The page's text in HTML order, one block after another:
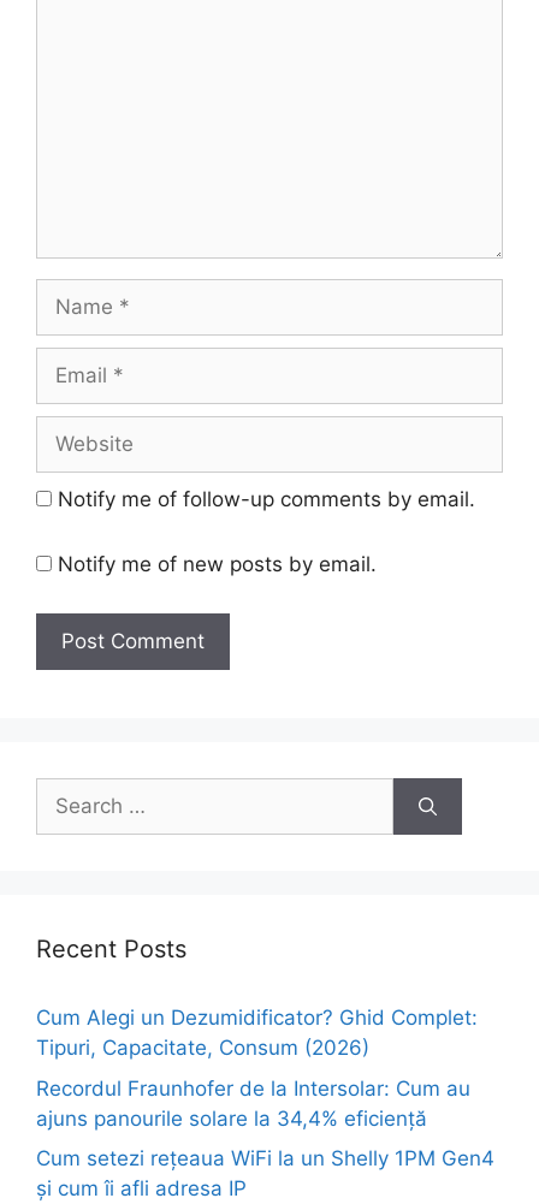
Name
Email
Website
Notify me of follow-up comments by email.
Notify me of new posts by email.
Search
for:
Recent Posts
Cum Alegi un Dezumidificator? Ghid Complet:
Tipuri, Capacitate, Consum (2026)
Recordul Fraunhofer de la Intersolar: Cum au
ajuns panourile solare la 34,4% eficiență
Cum setezi rețeaua WiFi la un Shelly 1PM Gen4
și cum îi afli adresa IP